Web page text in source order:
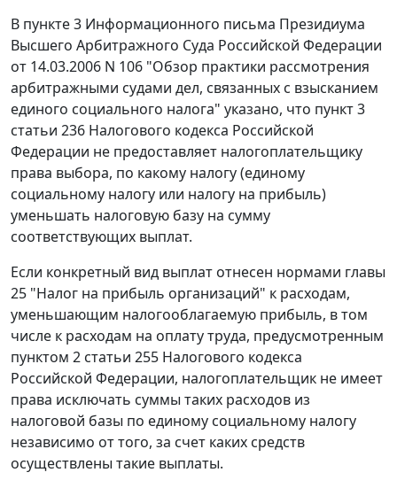
В пункте 3 Информационного письма Президиума
Высшего Арбитражного Суда Российской Федерации
от 14.03.2006 N 106 "Обзор практики рассмотрения
арбитражными судами дел, связанных с взысканием
единого социального налога" указано, что пункт 3
статьи 236 Налогового кодекса Российской
Федерации не предоставляет налогоплательщику
права выбора, по какому налогу (единому
социальному налогу или налогу на прибыль)
уменьшать налоговую базу на сумму
соответствующих выплат.
Если конкретный вид выплат отнесен нормами главы
25 "Налог на прибыль организаций" к расходам,
уменьшающим налогооблагаемую прибыль, в том
числе к расходам на оплату труда, предусмотренным
пунктом 2 статьи 255 Налогового кодекса
Российской Федерации, налогоплательщик не имеет
права исключать суммы таких расходов из
налоговой базы по единому социальному налогу
независимо от того, за счет каких средств
осуществлены такие выплаты.